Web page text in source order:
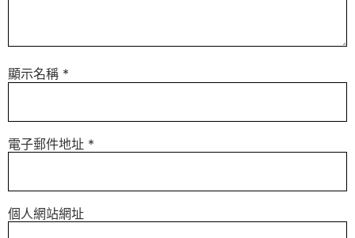
顯示名稱 *
電子郵件地址 *
個人網站網址